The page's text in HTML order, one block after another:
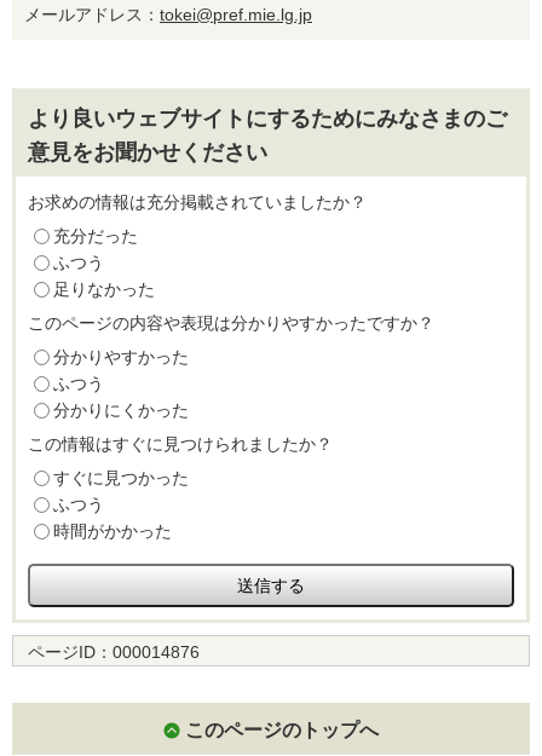
メールアドレス： tokei@pref.mie.lg.jp
より良いウェブサイトにするためにみなさまのご
意見をお聞かせください
お求めの情報は充分掲載されていましたか？
充分だった
ふつう
足りなかった
このページの内容や表現は分かりやすかったですか？
分かりやすかった
ふつう
分かりにくかった
この情報はすぐに見つけられましたか？
すぐに見つかった
ふつう
時間がかかった
ページID： 000014876
このページのトップへ